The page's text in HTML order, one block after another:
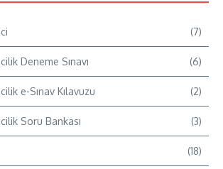
(7)
Deneme Sınavı (6)
e-Sınav Kılavuzu (2)
Soru Bankası (3)
(18)